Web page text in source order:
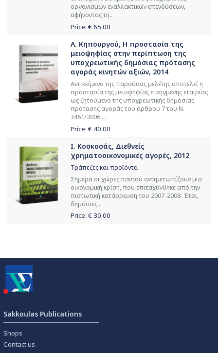
οργανισμών εναλλακτικών επενδύσεων,
αφήνοντας τη...
Price: € 65.00
Α. Κηπουργού, Η προστασία της
μειοψηφίας στην περίπτωση της
υποχρεωτικής δημόσιας πρότασης
αγοράς κινητών αξιών, 2014
Αντικείμενο της παρούσας μελέτης αποτελεί η
προστασία της μειοψηφίας εισηγμένης εταιρίας
ως ζητούμενο της υποχρεωτικής δημόσιας
πρότασης αγοράς του άρθρου 7 του Ν.
3461/2006....
Price: € 40.00
Ι. Κοσκοσάς, Διεθνείς
χρηματοοικονομικές αγορές, 2012
Τράπεζες και προϊόντα
Σή­με­ρα οι χώ­ρες παν­τού αν­τι­με­τω­πί­ζουν μια
οι­κο­νο­μι­κή κρί­ση, που ε­πι­τα­χύν­θη­κε α­πό την
πι­στω­τι­κή κα­τάρ­ρευ­ση του 2007-2008. Έ­τσι,
δη­μό­σι­ες...
Price: € 30.00
Sakkoulas Publications
Shops
Contact us